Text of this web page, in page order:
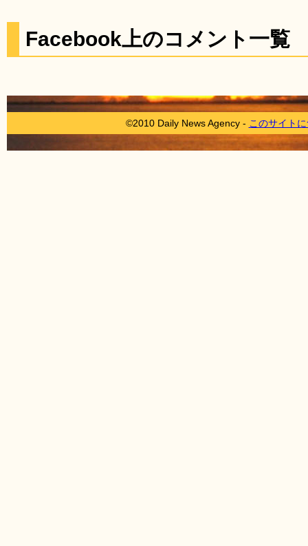
Facebook上のコメント一覧
©2010 Daily News Agency - このサイト